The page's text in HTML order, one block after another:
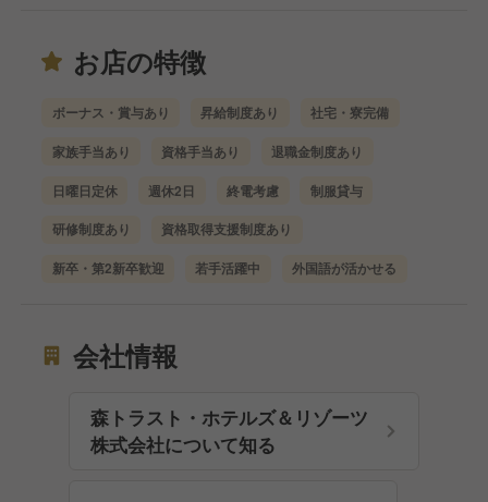
お店の特徴
ボーナス・賞与あり 昇給制度あり 社宅・寮完備
家族手当あり 資格手当あり 退職金制度あり
日曜日定休 週休2日 終電考慮 制服貸与
研修制度あり 資格取得支援制度あり
新卒・第2新卒歓迎 若手活躍中 外国語が活かせる
会社情報
森トラスト・ホテルズ＆リゾーツ
株式会社について知る